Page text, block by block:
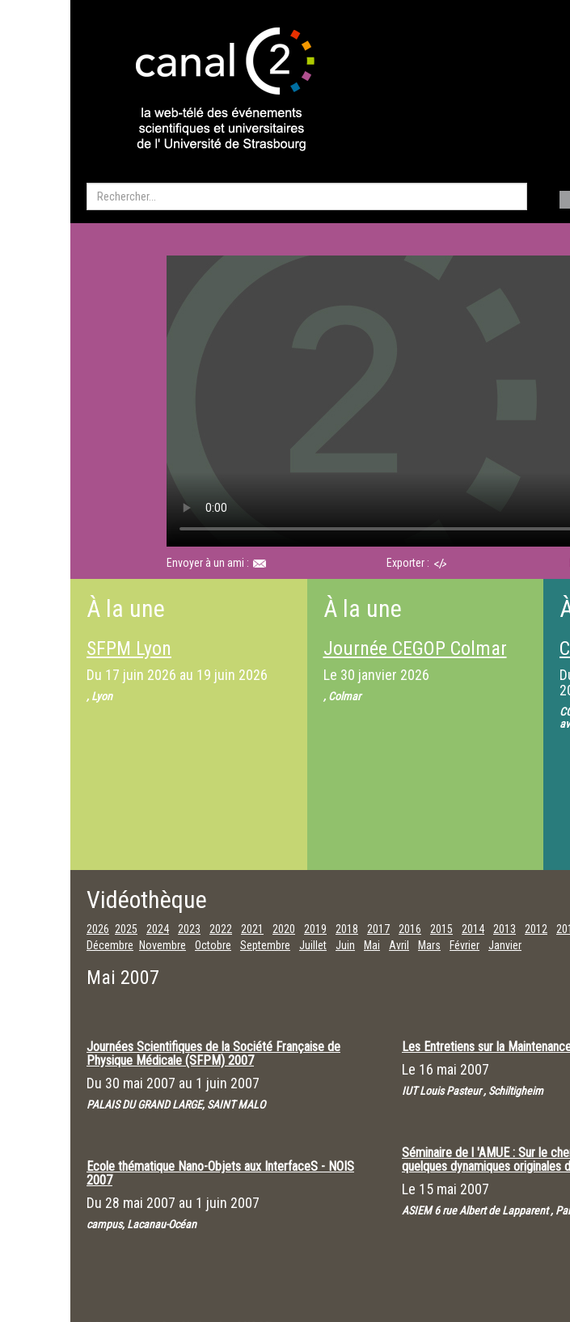
Envoyer à un ami : Exporter :
À la une
SFPM Lyon
Du 17 juin 2026 au 19 juin 2026
, Lyon
À la une
Journée CEGOP Colmar
Le 30 janvier 2026
, Colmar
Vidéothèque
2026 2025 2024 2023 2022 2021 2020 2019 2018 2017 2016 2015 2014 2013 2012
Décembre
Novembre Octobre Septembre Juillet Juin Mai Avril Mars Février Janvier
Mai 2007
Journées Scientifiques de la Société Française de
Physique Médicale (SFPM) 2007
Du 30 mai 2007 au 1 juin 2007
PALAIS DU GRAND LARGE, SAINT MALO
Ecole thématique Nano-Objets aux InterfaceS - NOIS
2007
Du 28 mai 2007 au 1 juin 2007
campus, Lacanau-Océan
Les Entretiens sur la
Le 16 mai 2007
IUT Louis Pasteur , Schiltigheim
Séminaire de l 'AMUE : Sur le
quelques dynamiques originales
Le 15 mai 2007
ASIEM 6 rue Albert de Lapparent ,